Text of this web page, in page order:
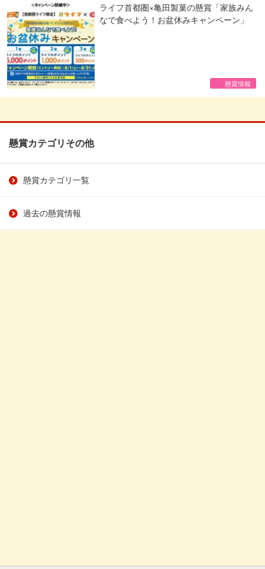
ライフ首都圏×亀田製菓の懸賞「家族みん
なで食べよう！お盆休みキャンペーン」
懸賞情報
懸賞カテゴリその他
懸賞カテゴリ一覧
過去の懸賞情報